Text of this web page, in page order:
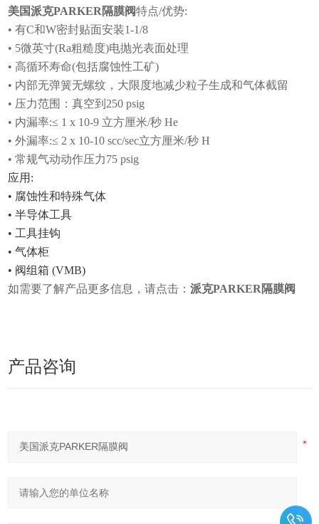
美国派克PARKER隔膜阀特点/优势:
• 有C和W密封贴面安装1-1/8
• 5微英寸(Ra粗糙度)电抛光表面处理
• 高循环寿命(包括腐蚀性工矿)
• 内部无弹簧无螺纹，大限度地减少粒子生成和气体截留
• 压力范围：真空到250 psig
• 内漏率:≤ 1 x 10-9 立方厘米/秒 He
• 外漏率:≤ 2 x 10-10 scc/sec立方厘米/秒 H
• 常规气动动作压力75 psig
应用:
• 腐蚀性和特殊气体
• 半导体工具
• 工具挂钩
• 气体柜
• 阀组箱 (VMB)
如需要了解产品更多信息，请点击：派克PARKER隔膜阀
产品咨询